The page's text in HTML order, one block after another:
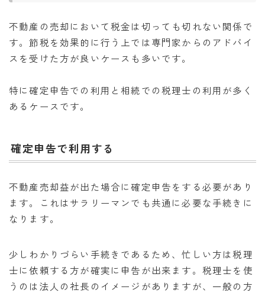
不動産の売却において税金は切っても切れない関係で
す。節税を効果的に行う上では専門家からのアドバイ
スを受けた方が良いケースも多いです。
特に確定申告での利用と相続での税理士の利用が多く
あるケースです。
確定申告で利用する
不動産売却益が出た場合に確定申告をする必要があり
ます。これはサラリーマンでも共通に必要な手続きに
なります。
少しわかりづらい手続きであるため、忙しい方は税理
士に依頼する方が確実に申告が出来ます。税理士を使
うのは法人の社長のイメージがありますが、一般の方